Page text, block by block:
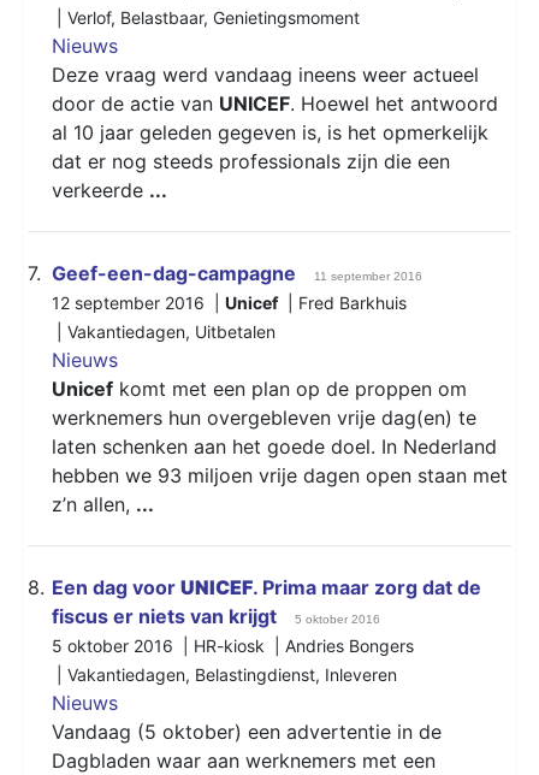
Verlof, Belastbaar, Genietingsmoment
Nieuws
Deze vraag werd vandaag ineens weer actueel
door de actie van UNICEF. Hoewel het antwoord
al 10 jaar geleden gegeven is, is het opmerkelijk
dat er nog steeds professionals zijn die een
verkeerde ...
7. Geef-een-dag-campagne 11 september 2016
12 september 2016 | Unicef| Fred Barkhuis
Vakantiedagen, Uitbetalen
Nieuws
Unicef komt met een plan op de proppen om
werknemers hun overgebleven vrije dag(en) te
laten schenken aan het goede doel. In Nederland
hebben we 93 miljoen vrije dagen open staan met
z’n allen, ...
8. Een dag voor UNICEF. Prima maar zorg dat de
fiscus er niets van krijgt
5 oktober 2016
5 oktober 2016 | HR-kiosk | Andries Bongers
Vakantiedagen, Belastingdienst, Inleveren
Nieuws
Vandaag (5 oktober) een advertentie in de
Dagbladen waar aan werknemers met een